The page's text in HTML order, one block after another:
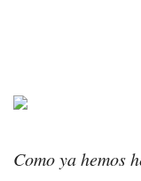
Como ya hemos